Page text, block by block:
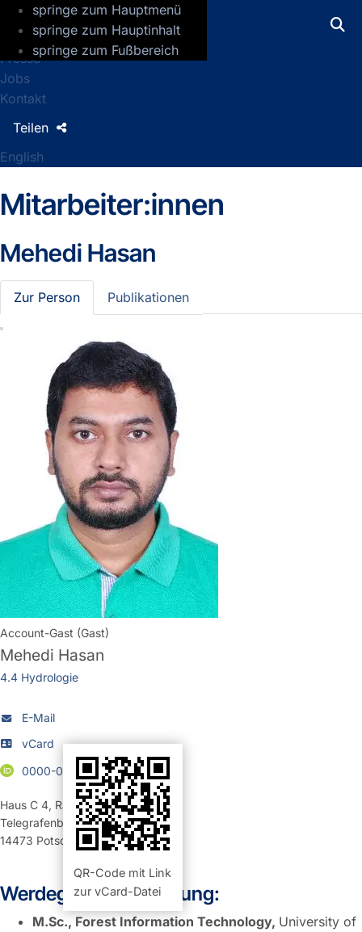
springe zum Hauptmenü
springe zum Hauptinhalt
springe zum Fußbereich
GFZ Helmholtz-Zentrum für
Presse
Jobs
Kontakt
English
Teilen
Mitarbeiter:innen
Mehedi Hasan
Zur Person Publikationen
Account-Gast (Gast)
Mehedi Hasan
4.4 Hydrologie
E-Mail
vCard
QR-Code mit Link
zur vCard-Datei
0000-0002-8549-3988
Haus C 4, Raum 2.21 (Büro)
Telegrafenberg
14473 Potsdam
Werdegang / Ausbildung:
M.Sc., Forest Information Technology, University of